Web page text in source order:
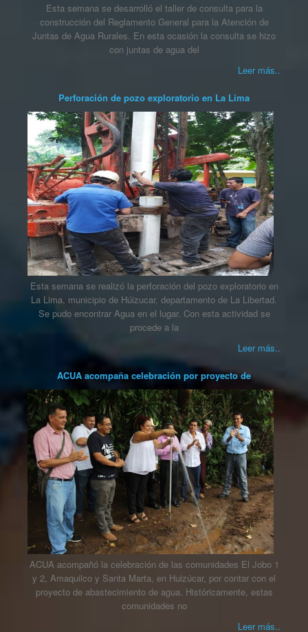
Esta semana se desarrolló el taller de consulta para la
construcción del Reglamento General para la Atención de
Juntas de Agua Rurales. En esta ocasión la consulta se hizo
con juntas de agua del
Leer más..
Perforación de pozo exploratorio en La Lima
Esta semana se realizó la perforación del pozo exploratorio en
La Lima, municipio de Húizucar, departamento de La Libertad.
Se pudo encontrar Agua en el lugar. Con esta actividad se
procede a la
Leer más..
ACUA acompaña celebración por proyecto de
ACUA acompañó la celebración de las comunidades El Jobo 1
y 2, Amaquilco y Santa Marta, en Huizúcar, por contar con el
proyecto de abastecimiento de agua. Históricamente, estas
comunidades no
Leer más..